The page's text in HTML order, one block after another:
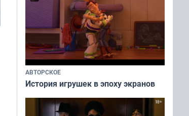
АВТОРСКОЕ
История игрушек в эпоху экранов